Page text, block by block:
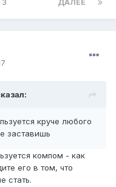
ДАЛЕЕ
3
круче любого
заставишь
компом - как
его в том, что
стать.